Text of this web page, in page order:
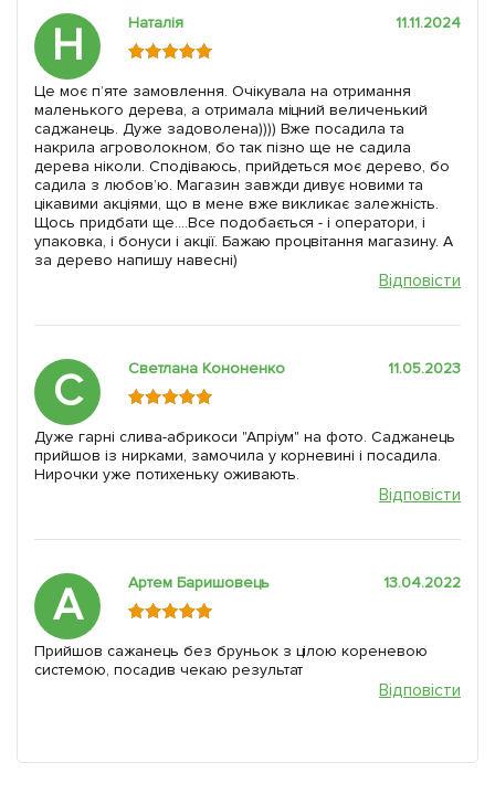
Н Наталія 11.11.2024
Це моє пʼяте замовлення. Очікувала на отримання
маленького дерева, а отримала міцний величенький
саджанець. Дуже задоволена)))) Вже посадила та
накрила агроволокном, бо так пізно ще не садила
дерева ніколи. Сподіваюсь, прийдеться моє дерево, бо
садила з любов’ю. Магазин завжди дивує новими та
цікавими акціями, що в мене вже викликає залежність.
Щось придбати ще….Все подобається - і оператори, і
упаковка, і бонуси і акції. Бажаю процвітання магазину. А
за дерево напишу навесні)
Відповісти
С Светлана Кононенко 11.05.2023
Дуже гарні слива-абрикоси "Апріум" на фото. Саджанець
прийшов із нирками, замочила у корневині і посадила.
Нирочки уже потихеньку оживають.
Відповісти
А Артем Баришовець 13.04.2022
Прийшов сажанець без бруньок з цілою кореневою
системою, посадив чекаю результат
Відповісти